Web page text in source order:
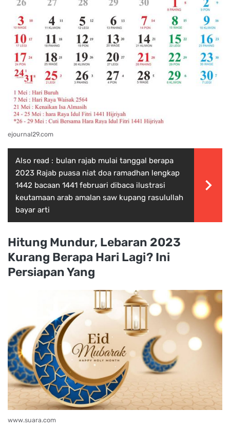
ejournal29.com
Also read : bulan rajab mulai tanggal berapa
2023 Rajab puasa niat doa ramadhan lengkap
1442 bacaan 1441 februari dibaca ilustrasi
keutamaan arab amalan saw kupang rasulullah
bayar arti
Hitung Mundur, Lebaran 2023
Kurang Berapa Hari Lagi? Ini
Persiapan Yang
www.suara.com